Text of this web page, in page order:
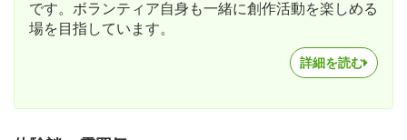
です。ボランティア自身も一緒に創作活動を楽しめる
場を目指しています。
詳細を読む